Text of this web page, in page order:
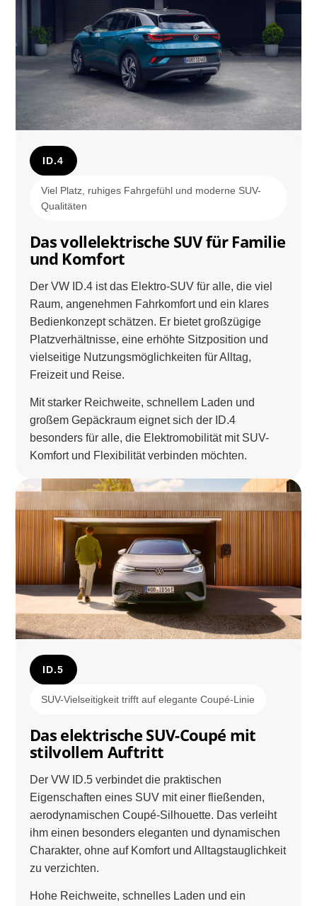
ID.4
Viel Platz, ruhiges Fahrgefühl und moderne SUV-
Qualitäten
Das vollelektrische SUV für Familie
und Komfort
Der VW ID.4 ist das Elektro-SUV für alle, die viel
Raum, angenehmen Fahrkomfort und ein klares
Bedienkonzept schätzen. Er bietet großzügige
Platzverhältnisse, eine erhöhte Sitzposition und
vielseitige Nutzungsmöglichkeiten für Alltag,
Freizeit und Reise.
Mit starker Reichweite, schnellem Laden und
großem Gepäckraum eignet sich der ID.4
besonders für alle, die Elektromobilität mit SUV-
Komfort und Flexibilität verbinden möchten.
ID.5
SUV-Vielseitigkeit trifft auf elegante Coupé-Linie
Das elektrische SUV-Coupé mit
stilvollem Auftritt
Der VW ID.5 verbindet die praktischen
Eigenschaften eines SUV mit einer fließenden,
aerodynamischen Coupé-Silhouette. Das verleiht
ihm einen besonders eleganten und dynamischen
Charakter, ohne auf Komfort und Alltagstauglichkeit
zu verzichten.
Hohe Reichweite, schnelles Laden und ein